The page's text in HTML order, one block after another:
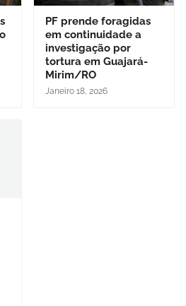
PF prende foragidas
em continuidade a
investigação por
tortura em Guajará-
Mirim/RO
Janeiro 18, 2026